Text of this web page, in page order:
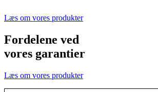
Læs om vores produkter
Fordelene ved
vores garantier
Læs om vores produkter